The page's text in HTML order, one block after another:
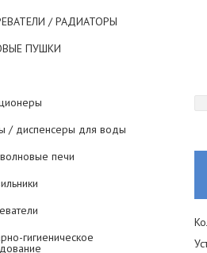
/ РАДИАТОРЫ
ПУШКИ
/ диспенсеры для воды
печи
гигиеническое